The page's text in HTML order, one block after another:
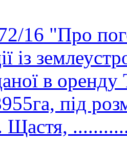
16 "Про
із
в
під
Щастя,